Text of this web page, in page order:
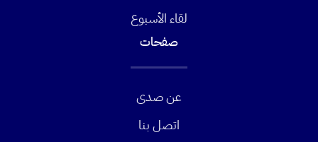
لقاء الأسبوع
صفحات
عن صدى
اتصل بنا